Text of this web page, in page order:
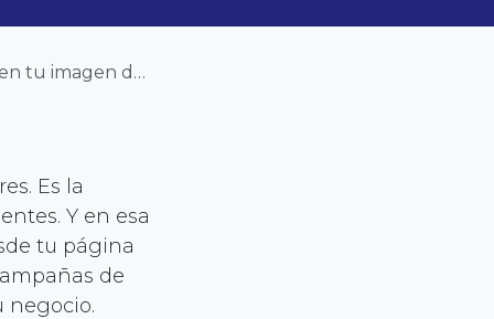
de marca?
Es la
Y en esa
tu página
de
negocio.